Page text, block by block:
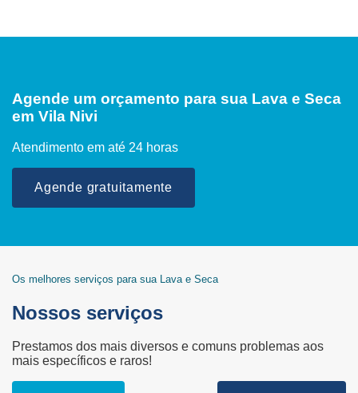
Agende um orçamento para sua Lava e Seca
em Vila Nivi
Atendimento em até 24 horas
Agende gratuitamente
Os melhores serviços para sua Lava e Seca
Nossos serviços
Prestamos dos mais diversos e comuns problemas aos
mais específicos e raros!